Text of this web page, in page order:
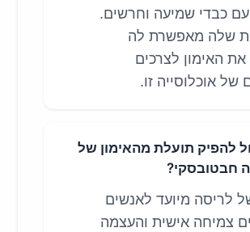
כבדי שמיעה וחרשים.
שלה מאפשרת לה
האימון לצרכים
של אוכלוסייה זו.
להפיק תועלת מהאימון של
חבטובסקי?
לריסה מיועד לאנשים
צמיחה אישית והעצמה